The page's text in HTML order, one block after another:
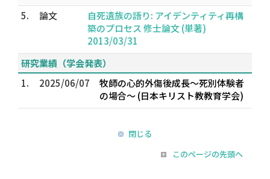
5.
論文
自死遺族の語り: アイデンティティ再構
築のプロセス 修士論文 (単著)
2013/03/31
研究業績（学会発表）
1.
2025/06/07
牧師の心的外傷後成長〜死別体験者
の場合〜 (日本キリスト教教育学会)
閉じる
このページの先頭へ